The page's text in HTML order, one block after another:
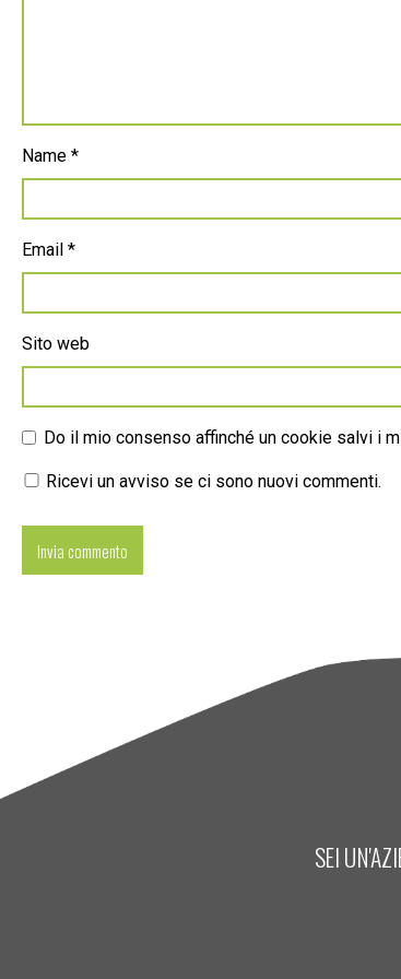
Name *
Email *
Sito web
Do il mio consenso affinché un cookie salvi i
Ricevi un avviso se ci sono nuovi commenti.
SEI